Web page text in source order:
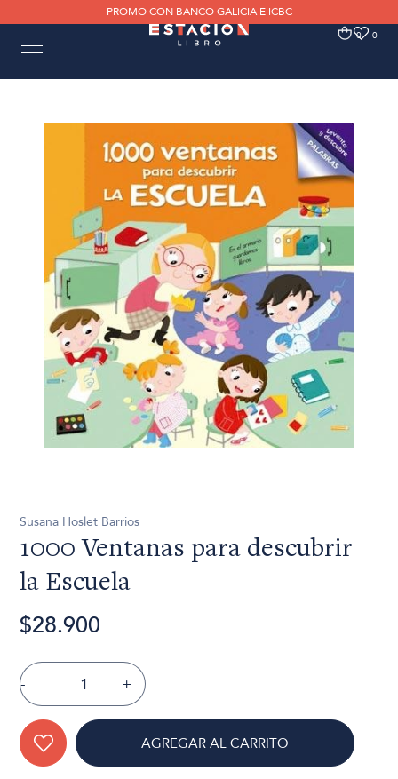
PROMO CON BANCO GALICIA E ICBC
0 0
Susana Hoslet Barrios
1000 Ventanas para descubrir
la Escuela
$28.900
- +
AGREGAR AL CARRITO